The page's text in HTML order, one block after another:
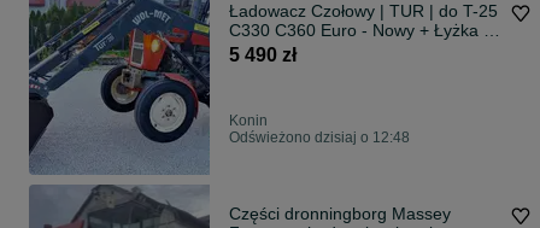
Ładowacz Czołowy | TUR | do T-25
C330 C360 Euro - Nowy + Łyżka +
Paleciak | Osprzęt | Dostawa do
5 490 zł
Konin
Odświeżono dzisiaj o 12:48
Części dronningborg Massey